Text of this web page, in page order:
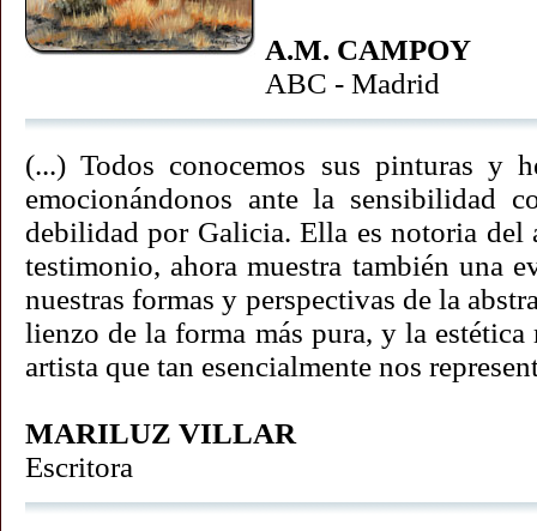
A.M. CAMPOY
ABC - Madrid
(...) Todos conocemos sus pinturas y
emocionándonos ante la sensibilidad
debilidad por Galicia. Ella es notoria del
testimonio, ahora muestra también una
nuestras formas y perspectivas de la
lienzo de la forma más pura, y la estética
artista que tan esencialmente nos
MARILUZ VILLAR
Escritora